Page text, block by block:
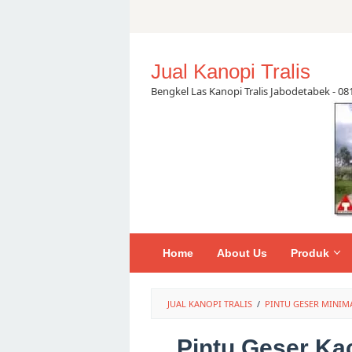
Jual Kanopi Tralis
Bengkel Las Kanopi Tralis Jabodetabek -
Home About Us Produk
JUAL KANOPI TRALIS / PINTU GESER